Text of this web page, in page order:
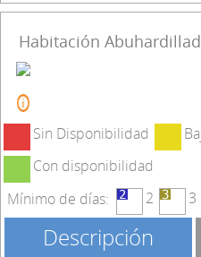
Habitación
Sin Disponibilidad
Con disponibilidad
Mínimo de días:
2 3
Descripción